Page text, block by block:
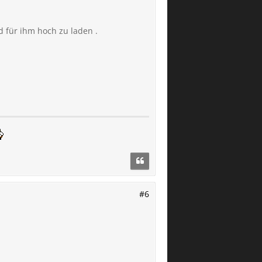
für ihm hoch zu laden .
#6